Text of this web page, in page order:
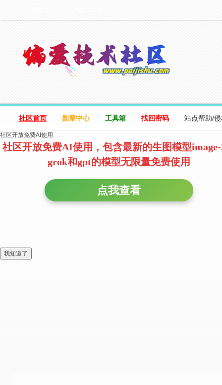
社区首页 勋章中心 工具箱 找回密码 站点帮助/
社区开放免费AI使用
社区开放免费AI使用，包含最新的生图模型
grok和gpt的模型无限量免费使用
点我查看
我知道了